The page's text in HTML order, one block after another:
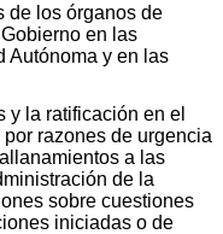
de los órganos de
en las
Autónoma y en las
y la ratificación en el
razones de urgencia
a las
de la
sobre cuestiones
iniciadas o de